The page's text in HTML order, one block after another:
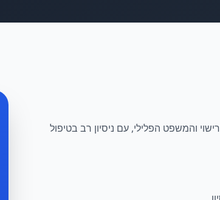
והמשפט הפלילי, עם ניסיון רב בטיפול